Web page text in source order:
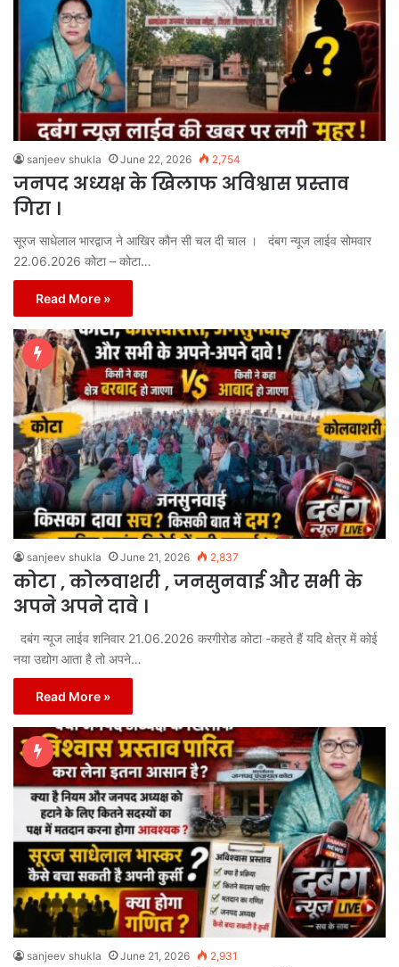
sanjeev shukla June 22, 2026 2,754
जनपद अध्यक्ष के खिलाफ अविश्वास प्रस्ताव
गिरा ।
सूरज साधेलाल भारद्वाज ने आखिर कौन सी चल दी चाल । दंबग न्यूज लाईव सोमवार
22.06.2026 कोटा – कोटा…
Read More »
sanjeev shukla June 21, 2026 2,837
कोटा , कोलवाशरी , जनसुनवाई और सभी के
अपने अपने दावे ।
दबंग न्यूज लाईव शनिवार 21.06.2026 करगीरोड कोटा -कहते हैं यदि क्षेत्र में कोई
नया उद्योग आता है तो अपने…
Read More »
sanjeev shukla June 21, 2026 2,931